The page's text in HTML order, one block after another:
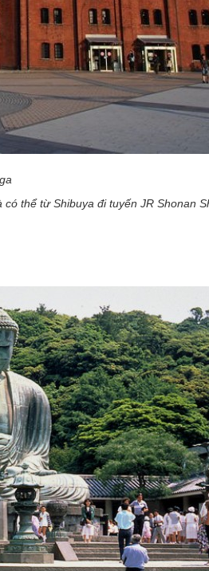
thể từ Shibuya đi tuyến JR Shonan